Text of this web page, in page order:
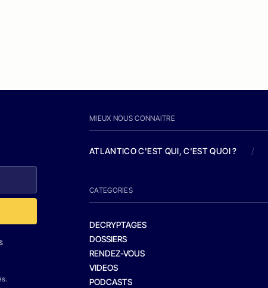
MIEUX NOUS CONNAITRE
ATLANTICO C'EST QUI, C'EST QUOI ? /
CATEGORIES
DECRYPTAGES
DOSSIERS
RENDEZ-VOUS
VIDEOS
PODCASTS